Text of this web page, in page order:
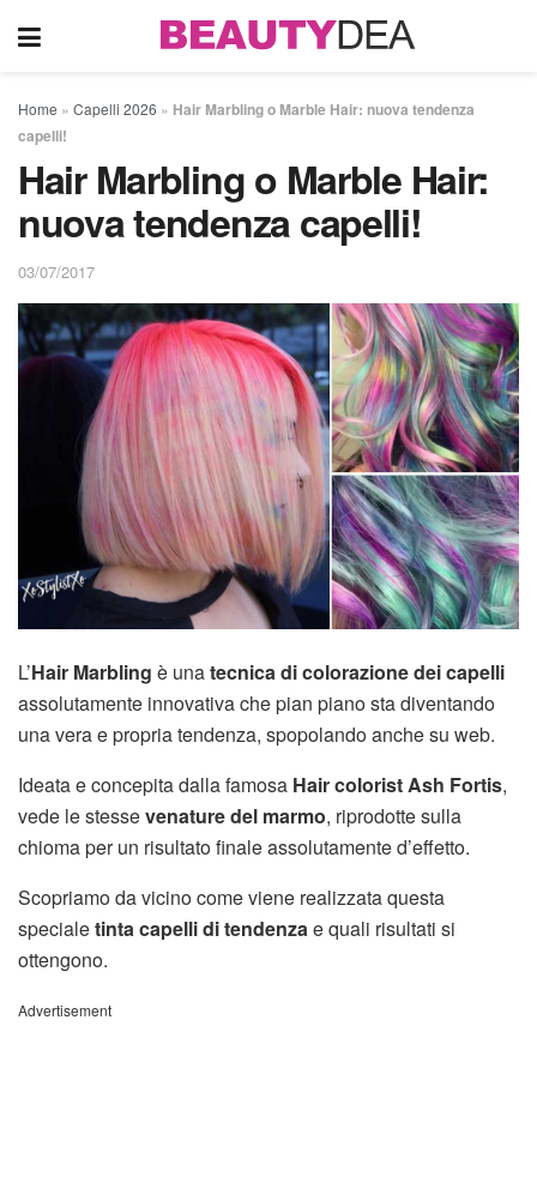
Home » Capelli 2026 » Hair Marbling o Marble Hair: nuova tendenza
capelli!
Hair Marbling o Marble Hair:
nuova tendenza capelli!
03/07/2017
L’Hair Marbling è unatecnica di colorazione dei capelli
assolutamente innovativa che pian piano sta diventando
una vera e propria tendenza, spopolando anche su web.
Ideata e concepita dalla famosa Hair colorist Ash Fortis,
vede le stessevenature del marmo, riprodotte sulla
chioma per un risultato finale assolutamente d’effetto.
Scopriamo da vicino come viene realizzata questa
specialetinta capelli di tendenzae quali risultati si
ottengono.
Advertisement